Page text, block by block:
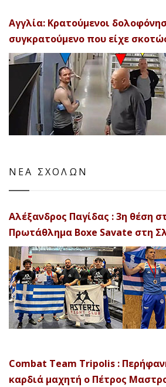
Αγγλία: Κρατούμενοι
συγκρατούμενο που είχε
ΝΕΑ ΣΧΟΛΩΝ
Αλέξανδρος Παγίδας : 3η θέση
Πρωτάθλημα Boxe Savate στη
Combat Team Tripolis :
καρδιά μαχητή ο Πέτρος